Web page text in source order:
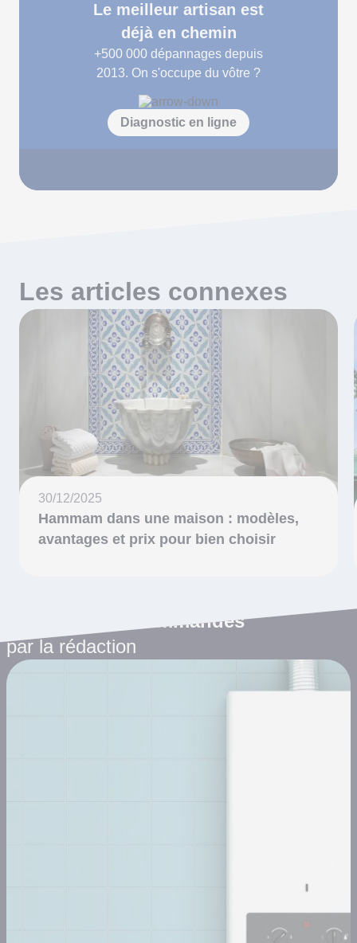
Le meilleur artisan est
déjà en chemin
+500 000 dépannages depuis
2013. On s'occupe du vôtre ?
Diagnostic en ligne
Les articles connexes
30/12/2025
Hammam dans une maison : modèles,
avantages et prix pour bien choisir
Les articles recommandés
par la rédaction